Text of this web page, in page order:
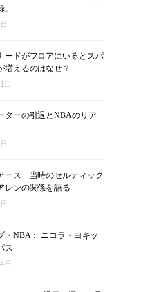
ードがフロアにいるとスパ
増えるのはなぜ？
日
ターの引退とNBAのリア
ース 当時のセルティック
レンの関係を語る
・NBA： ニコラ・ヨキッ
ス
日